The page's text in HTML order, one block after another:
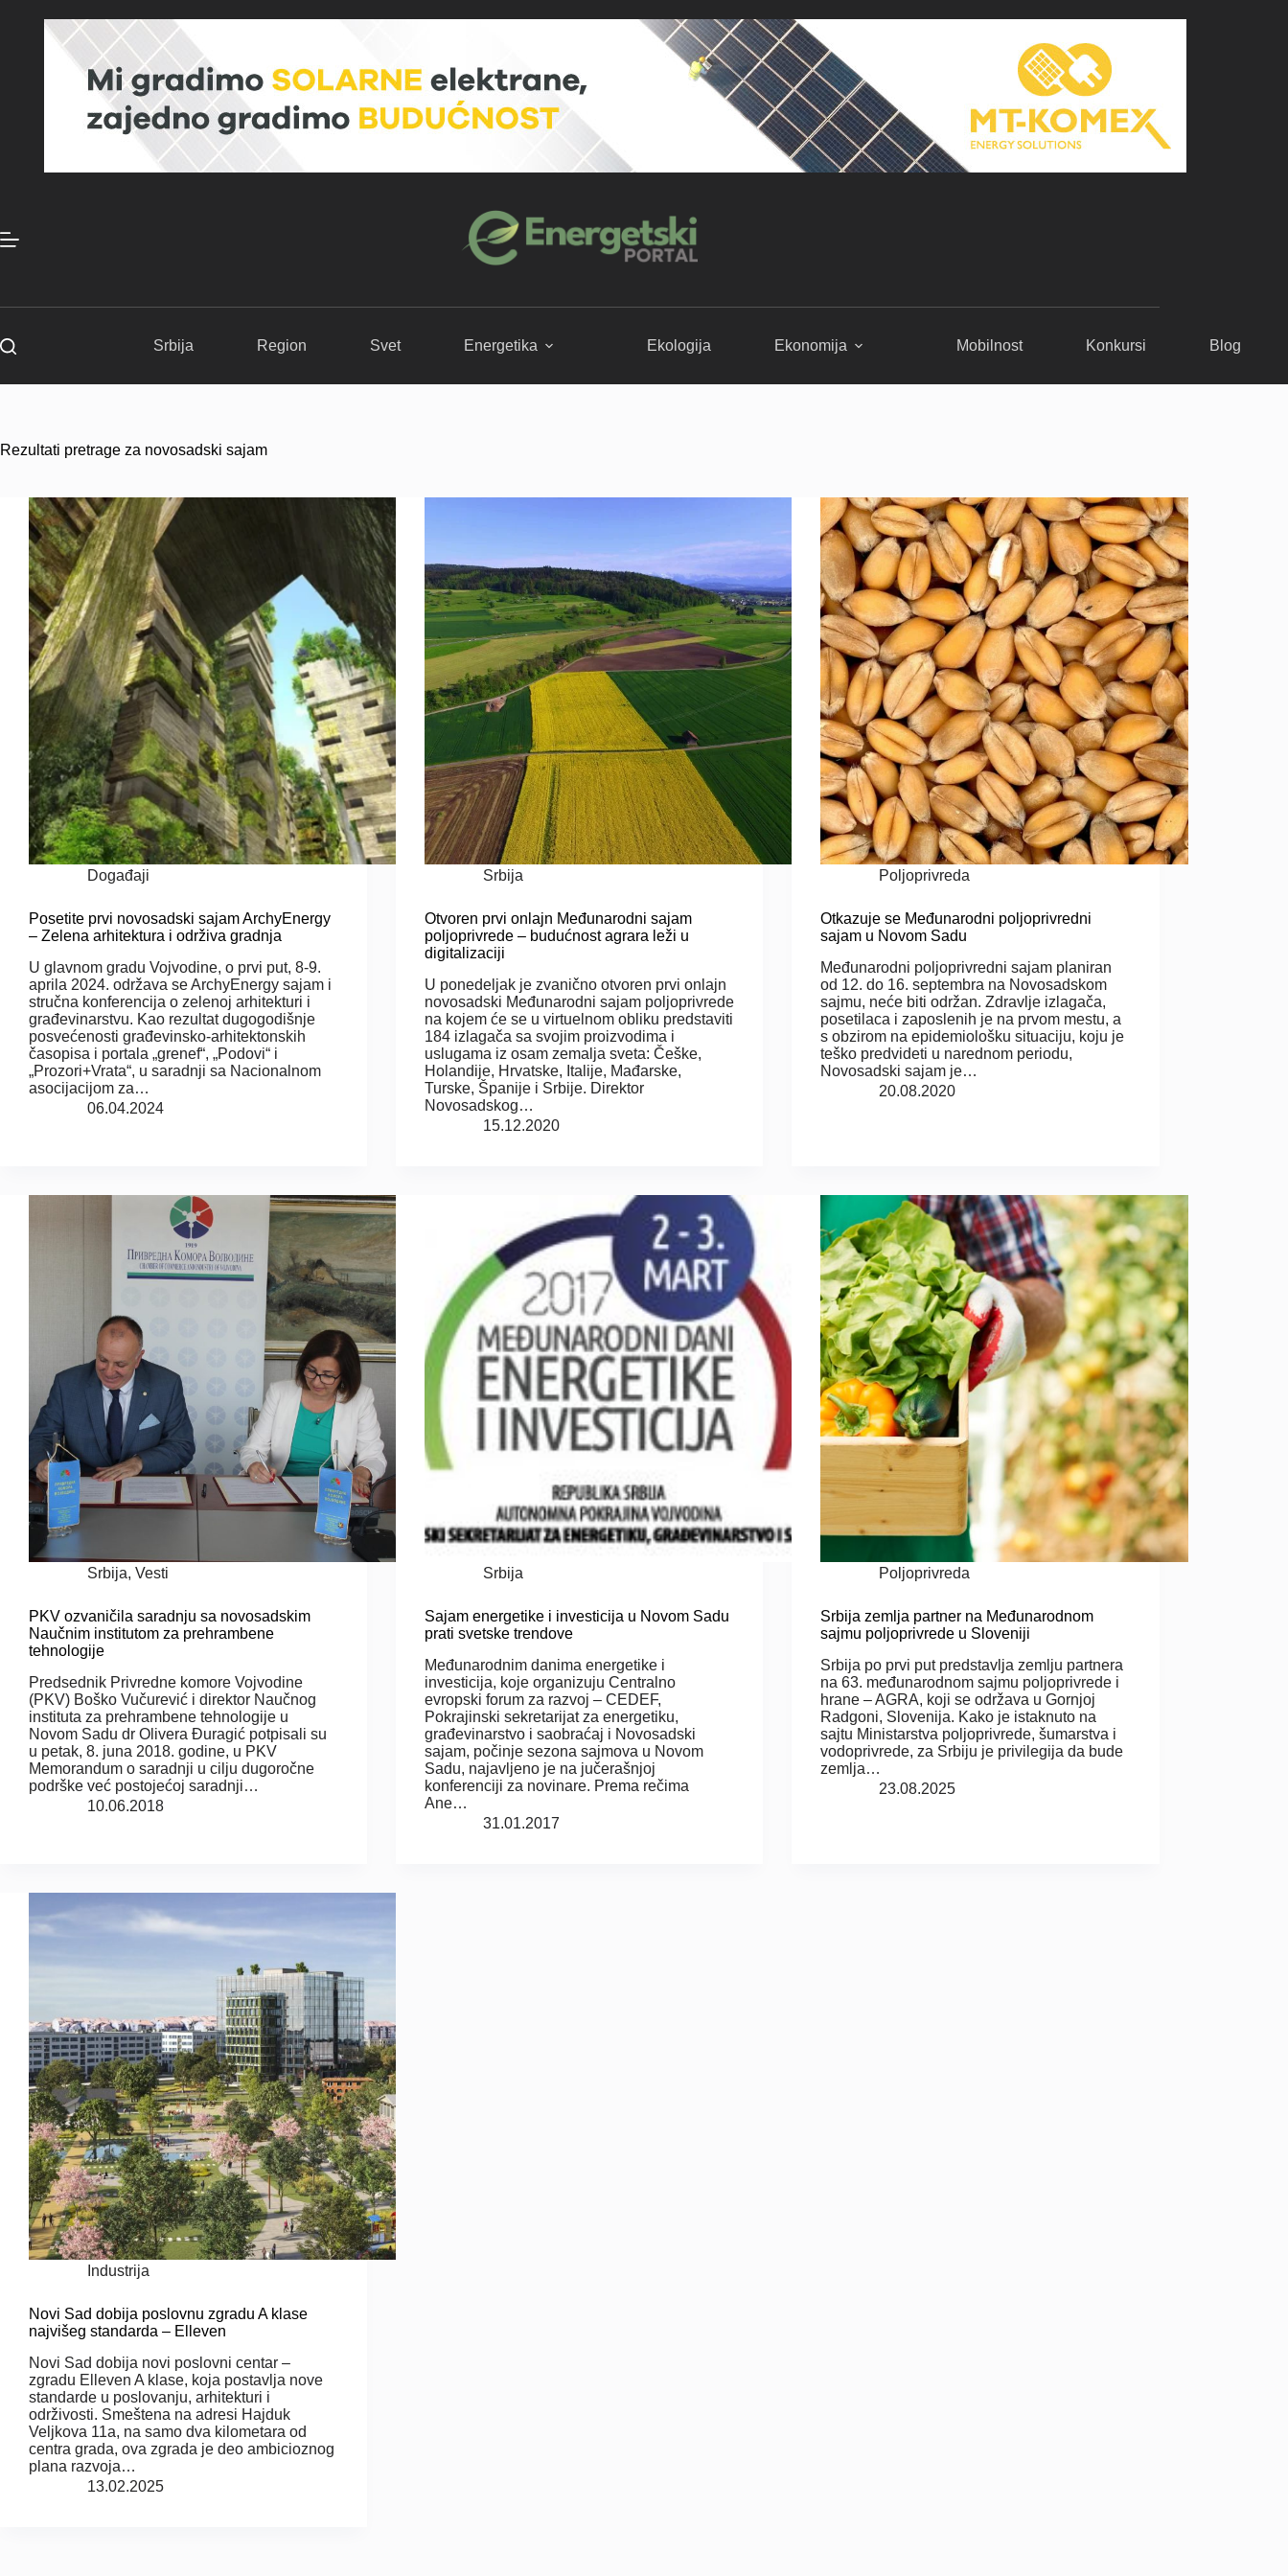
Srbija Region Svet Energetika Ekologija Ekonomija Mobilnost Konkursi Blog
Rezultati pretrage za novosadski sajam
Događaji
Posetite prvi novosadski sajam ArchyEnergy
– Zelena arhitektura i održiva gradnja
U glavnom gradu Vojvodine, o prvi put, 8-9.
aprila 2024. održava se ArchyEnergy sajam i
stručna konferencija o zelenoj arhitekturi i
građevinarstvu. Kao rezultat dugogodišnje
posvećenosti građevinsko-arhitektonskih
časopisa i portala „grenef“, „Podovi“ i
„Prozori+Vrata“, u saradnji sa Nacionalnom
asocijacijom za…
06.04.2024
Srbija
Otvoren prvi onlajn Međunarodni sajam
poljoprivrede – budućnost agrara leži u
digitalizaciji
U ponedeljak je zvanično otvoren prvi onlajn
novosadski Međunarodni sajam poljoprivrede
na kojem će se u virtuelnom obliku predstaviti
184 izlagača sa svojim proizvodima i
uslugama iz osam zemalja sveta: Češke,
Holandije, Hrvatske, Italije, Mađarske,
Turske, Španije i Srbije. Direktor
Novosadskog…
15.12.2020
Poljoprivreda
Otkazuje se Međunarodni poljoprivredni
sajam u Novom Sadu
Međunarodni poljoprivredni sajam planiran
od 12. do 16. septembra na Novosadskom
sajmu, neće biti održan. Zdravlje izlagača,
posetilaca i zaposlenih je na prvom mestu, a
s obzirom na epidemiološku situaciju, koju je
teško predvideti u narednom periodu,
Novosadski sajam je…
20.08.2020
Srbija, Vesti
PKV ozvaničila saradnju sa novosadskim
Naučnim institutom za prehrambene
tehnologije
Predsednik Privredne komore Vojvodine
(PKV) Boško Vučurević i direktor Naučnog
instituta za prehrambene tehnologije u
Novom Sadu dr Olivera Đuragić potpisali su
u petak, 8. juna 2018. godine, u PKV
Memorandum o saradnji u cilju dugoročne
podrške već postojećoj saradnji…
10.06.2018
Srbija
Sajam energetike i investicija u Novom Sadu
prati svetske trendove
Međunarodnim danima energetike i
investicija, koje organizuju Centralno
evropski forum za razvoj – CEDEF,
Pokrajinski sekretarijat za energetiku,
građevinarstvo i saobraćaj i Novosadski
sajam, počinje sezona sajmova u Novom
Sadu, najavljeno je na jučerašnjoj
konferenciji za novinare. Prema rečima
Ane…
31.01.2017
Poljoprivreda
Srbija zemlja partner na Međunarodnom
sajmu poljoprivrede u Sloveniji
Srbija po prvi put predstavlja zemlju partnera
na 63. međunarodnom sajmu poljoprivrede i
hrane – AGRA, koji se održava u Gornjoj
Radgoni, Slovenija. Kako je istaknuto na
sajtu Ministarstva poljoprivrede, šumarstva i
vodoprivrede, za Srbiju je privilegija da bude
zemlja…
23.08.2025
Industrija
Novi Sad dobija poslovnu zgradu A klase
najvišeg standarda – Elleven
Novi Sad dobija novi poslovni centar –
zgradu Elleven A klase, koja postavlja nove
standarde u poslovanju, arhitekturi i
održivosti. Smeštena na adresi Hajduk
Veljkova 11a, na samo dva kilometara od
centra grada, ova zgrada je deo ambicioznog
plana razvoja…
13.02.2025